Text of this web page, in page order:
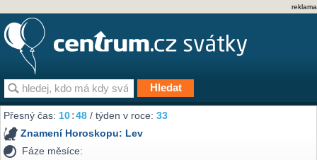
reklama
Přesný čas:10:48 / týden v roce:33
Znamení Horoskopu: Lev
Fáze měsíce: